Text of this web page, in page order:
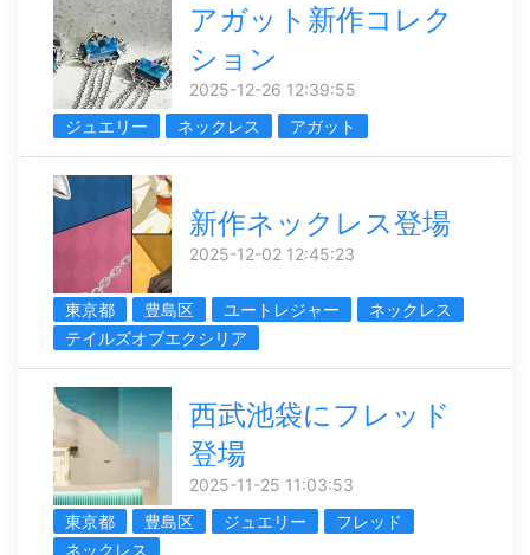
アガット新作コレク
ション
2025-12-26 12:39:55
ジュエリー
ネックレス アガット
新作ネックレス登場
2025-12-02 12:45:23
東京都 豊島区 ユートレジャー
ネックレス
テイルズオブエクシリア
西武池袋にフレッド
登場
2025-11-25 11:03:53
東京都
豊島区 ジュエリー
フレッド
ネックレス